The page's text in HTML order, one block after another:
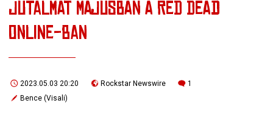
JUTALMAT MÁJUSBAN A RED DEAD
ONLINE-BAN
2023.05.03 20:20 Rockstar Newswire
1
Bence (Visali)